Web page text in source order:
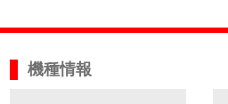
機種情報